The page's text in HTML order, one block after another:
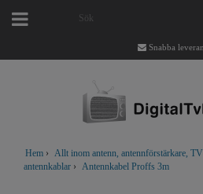
Snabba
Hem › Allt inom antenn, antennförstärkare,
antennkablar › Antennkabel Proffs 3m